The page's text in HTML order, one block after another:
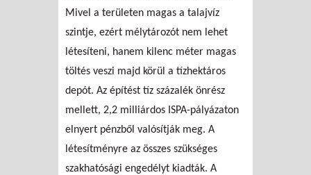
Mivel a területen magas a talajvíz
szintje, ezért mélytározót nem lehet
létesíteni, hanem kilenc méter magas
töltés veszi majd körül a tízhektáros
depót. Az építést tíz százalék önrész
mellett, 2,2 milliárdos ISPA-pályázaton
elnyert pénzből valósítják meg. A
létesítményre az összes szükséges
szakhatósági engedélyt kiadták. A